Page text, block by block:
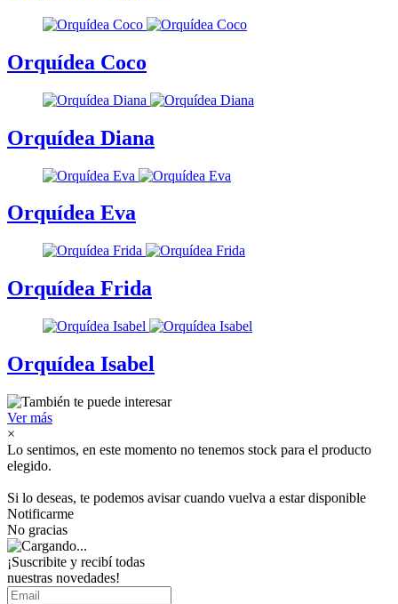
Orquídea Coco
Orquídea Diana
Orquídea Eva
Orquídea Frida
Orquídea Isabel
Ver más
×
Lo sentimos, en este momento no tenemos stock para el producto
elegido.
Si lo deseas, te podemos avisar cuando vuelva a estar disponible
Notificarme
No gracias
¡Suscribite y recibí todas
nuestras novedades!